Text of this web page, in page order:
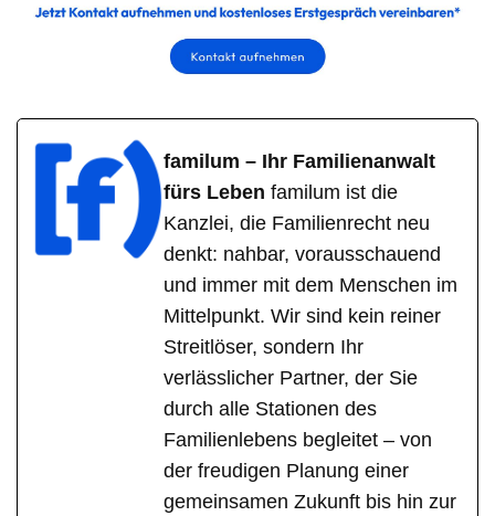
familum – Ihr Familienanwalt
fürs Leben familum ist die
Kanzlei, die Familienrecht neu
denkt: nahbar, vorausschauend
und immer mit dem Menschen im
Mittelpunkt. Wir sind kein reiner
Streitlöser, sondern Ihr
verlässlicher Partner, der Sie
durch alle Stationen des
Familienlebens begleitet – von
der freudigen Planung einer
gemeinsamen Zukunft bis hin zur